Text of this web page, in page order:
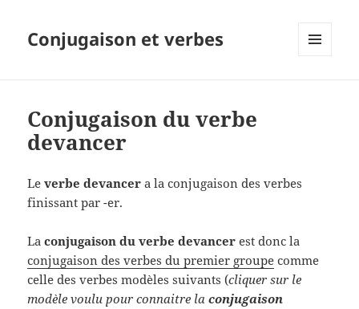
Conjugaison et verbes
Conjugaison du verbe
devancer
Leverbe devancer a la conjugaison des verbes
finissant par -er.
Laconjugaison du verbe devancer est donc la
conjugaison des verbes du premier groupe comme
celle des verbes modèles suivants (cliquer sur le
modèle voulu pour connaitre laconjugaison